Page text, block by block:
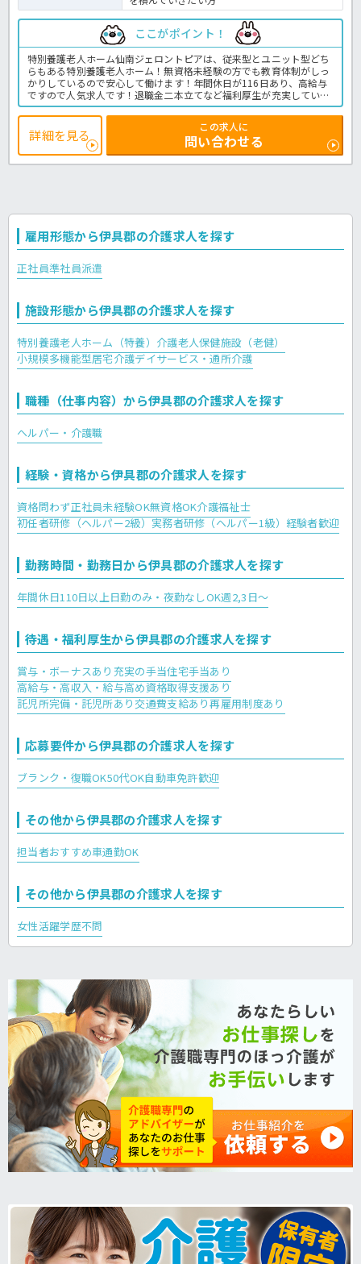
ここがポイント！
特別養護老人ホーム仙南ジェロントピアは、従来型とユニット型どち
らもある特別養護老人ホーム！無資格未経験の方でも教育体制がしっ
かりしているので安心して働けます！年間休日が116日あり、高給与
ですので人気求人です！退職金二本立てなど福利厚生が充実している
のも嬉しいポイントですね☆特別養護老人ホームでの介護業務全般で
す。
＜介護職 正職員 特養の求人＞
詳細を見る
この求人に
問い合わせる
雇用形態から伊具郡の介護求人を探す
正社員準社員派遣
施設形態から伊具郡の介護求人を探す
特別養護老人ホーム（特養） 介護老人保健施設（老健）
小規模多機能型居宅介護デイサービス・通所介護
職種（仕事内容）から伊具郡の介護求人を探す
ヘルパー・介護職
経験・資格から伊具郡の介護求人を探す
資格問わず正社員未経験OK無資格OK介護福祉士
初任者研修（ヘルパー2級）実務者研修（ヘルパー1級） 経験者歓迎
勤務時間・勤務日から伊具郡の介護求人を探す
年間休日110日以上日勤のみ・夜勤なしOK週2,3日～
待遇・福利厚生から伊具郡の介護求人を探す
賞与・ボーナスあり 充実の手当住宅手当あり
高給与・高収入・給与高め資格取得支援あり
託児所完備・託児所あり交通費支給あり再雇用制度あり
応募要件から伊具郡の介護求人を探す
ブランク・復職OK50代OK自動車免許歓迎
その他から伊具郡の介護求人を探す
担当者おすすめ車通勤OK
その他から伊具郡の介護求人を探す
女性活躍学歴不問